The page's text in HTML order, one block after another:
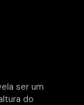
ser um
do